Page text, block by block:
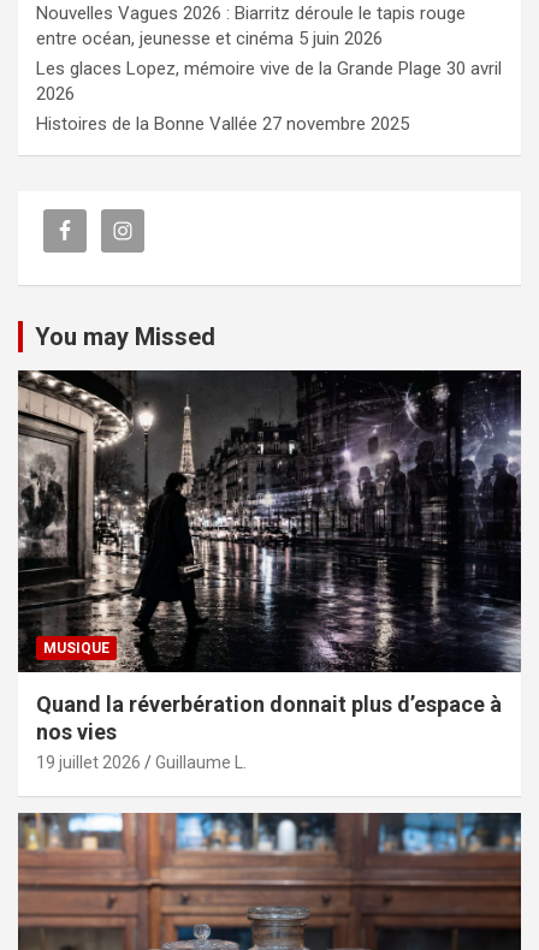
Nouvelles Vagues 2026 : Biarritz déroule le tapis rouge
entre océan, jeunesse et cinéma 5 juin 2026
Les glaces Lopez, mémoire vive de la Grande Plage 30 avril
2026
Histoires de la Bonne Vallée 27 novembre 2025
You may Missed
MUSIQUE
Quand la réverbération donnait plus d’espace à
nos vies
19 juillet 2026 Guillaume L.